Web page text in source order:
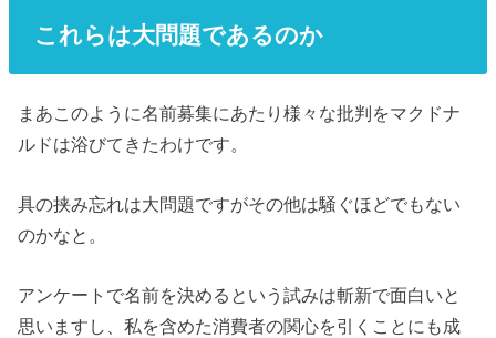
これらは大問題であるのか
まあこのように名前募集にあたり様々な批判をマクドナ
ルドは浴びてきたわけです。
具の挟み忘れは大問題ですがその他は騒ぐほどでもない
のかなと。
アンケートで名前を決めるという試みは斬新で面白いと
思いますし、私を含めた消費者の関心を引くことにも成